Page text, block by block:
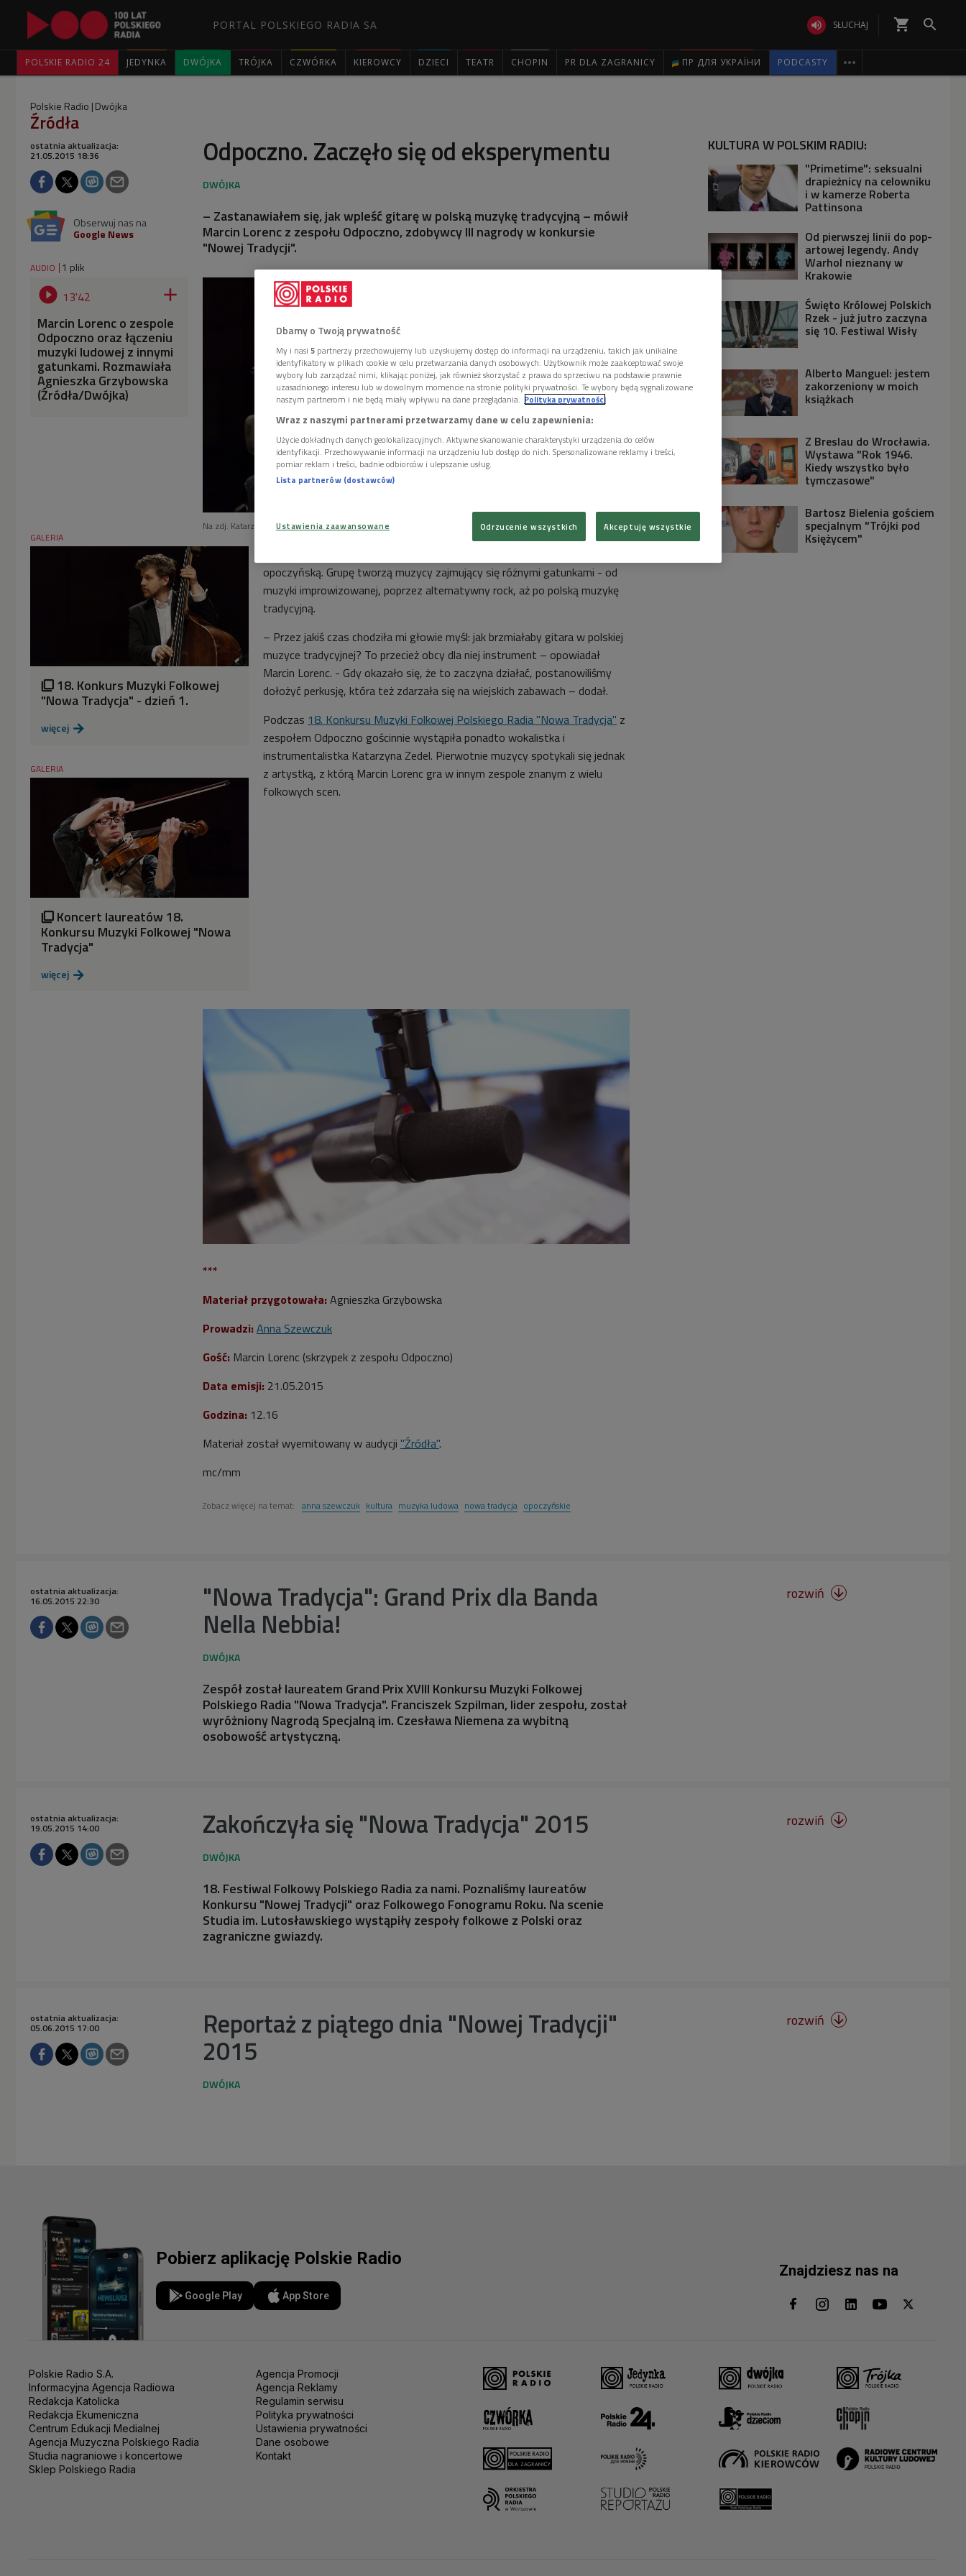
PORTAL POLSKIEGO RADIA SA  SŁUCHAJ shopping_cart 
POLSKIE RADIO 24 JEDYNKA DWÓJKA TRÓJKA CZWÓRKA KIEROWCY DZIECI TEATR CHOPIN PR DLA ZAGRANICY ПР ДЛЯ УКРАЇНИ PODCASTY 
Polskie Radio Dwójka
Źródła
Odpoczno. Zaczęło się od eksperymentu
ostatnia aktualizacja:
21.05.2015 18:36
Obserwuj nas na
Google News
– Zastanawiałem się, jak wpleść gitarę w polską muzykę tradycyjną – mówił
Marcin Lorenc z zespołu Odpoczno, zdobywcy III nagrody w konkursie
"Nowej Tradycji".
AUDIO 1 plik
 13'42 
Marcin Lorenc o zespole
Odpoczno oraz łączeniu
muzyki ludowej z innymi
gatunkami. Rozmawiała
Agnieszka Grzybowska
(Źródła/Dwójka)
Na zdj. Katarzyna Zedel i Marcin Lorenc z grupy Odpoczno
Foto: Bartosz Wojciechowski/PR
GALERIA
 18. Konkurs Muzyki Folkowej
"Nowa Tradycja" - dzień 1.
więcej 
GALERIA
 Koncert laureatów 18.
Konkursu Muzyki Folkowej "Nowa
Tradycja"
więcej 
opoczyńską. Grupę tworzą muzycy zajmujący się różnymi gatunkami - od
muzyki improwizowanej, poprzez alternatywny rock, aż po polską muzykę
tradycyjną.
– Przez jakiś czas chodziła mi głowie myśl: jak brzmiałaby gitara w polskiej
muzyce tradycyjnej? To przecież obcy dla niej instrument – opowiadał
Marcin Lorenc. - Gdy okazało się, że to zaczyna działać, postanowiliśmy
dołożyć perkusję, która też zdarzała się na wiejskich zabawach – dodał.
Podczas 18. Konkursu Muzyki Folkowej Polskiego Radia "Nowa Tradycja" z
zespołem Odpoczno gościnnie wystąpiła ponadto wokalistka i
instrumentalistka Katarzyna Zedel. Pierwotnie muzycy spotykali się jednak
z artystką, z którą Marcin Lorenc gra w innym zespole znanym z wielu
folkowych scen.
***
Materiał przygotowała: Agnieszka Grzybowska
Prowadzi: Anna Szewczuk
Gość: Marcin Lorenc (skrzypek z zespołu Odpoczno)
Data emisji: 21.05.2015
Godzina: 12.16
Materiał został wyemitowany w audycji "Źródła".
mc/mm
Zobacz więcej na temat: anna szewczuk kultura muzyka ludowa nowa tradycja opoczyńskie
KULTURA W POLSKIM RADIU:
"Primetime": seksualni
drapieżnicy na celowniku
i w kamerze Roberta
Pattinsona
Od pierwszej linii do pop-
artowej legendy. Andy
Warhol nieznany w
Krakowie
Święto Królowej Polskich
Rzek - już jutro zaczyna
się 10. Festiwal Wisły
Alberto Manguel: jestem
zakorzeniony w moich
książkach
Z Breslau do Wrocławia.
Wystawa "Rok 1946.
Kiedy wszystko było
tymczasowe"
Bartosz Bielenia gościem
specjalnym "Trójki pod
Księżycem"
"Nowa Tradycja": Grand Prix dla Banda
Nella Nebbia!
ostatnia aktualizacja:
16.05.2015 22:30
Zespół został laureatem Grand Prix XVIII Konkursu Muzyki Folkowej
Polskiego Radia "Nowa Tradycja". Franciszek Szpilman, lider zespołu, został
wyróżniony Nagrodą Specjalną im. Czesława Niemena za wybitną
osobowość artystyczną.
rozwiń 
Zakończyła się "Nowa Tradycja" 2015
ostatnia aktualizacja:
19.05.2015 14:00
18. Festiwal Folkowy Polskiego Radia za nami. Poznaliśmy laureatów
Konkursu "Nowej Tradycji" oraz Folkowego Fonogramu Roku. Na scenie
Studia im. Lutosławskiego wystąpiły zespoły folkowe z Polski oraz
zagraniczne gwiazdy.
rozwiń 
Reportaż z piątego dnia "Nowej Tradycji"
2015
ostatnia aktualizacja:
05.06.2015 17:00 rozwiń 
Pobierz aplikację Polskie Radio
Google Play App Store
Znajdziesz nas na
Polskie Radio S.A.
Informacyjna Agencja Radiowa
Redakcja Katolicka
Redakcja Ekumeniczna
Centrum Edukacji Medialnej
Agencja Muzyczna Polskiego Radia
Studia nagraniowe i koncertowe
Sklep Polskiego Radia
Agencja Promocji
Agencja Reklamy
Regulamin serwisu
Polityka prywatności
Ustawienia prywatności
Dane osobowe
Kontakt
Dbamy o Twoją prywatność
My i nasi 5 partnerzy przechowujemy lub uzyskujemy dostęp do informacji na urządzeniu, takich jak unikalne
identyfikatory w plikach cookie w celu przetwarzania danych osobowych. Użytkownik może zaakceptować swoje
wybory lub zarządzać nimi, klikając poniżej, jak również skorzystać z prawa do sprzeciwu na podstawie prawnie
uzasadnionego interesu lub w dowolnym momencie na stronie polityki prywatności. Te wybory będą sygnalizowane
naszym partnerom i nie będą miały wpływu na dane przeglądania. Polityka prywatności
Wraz z naszymi partnerami przetwarzamy dane w celu zapewnienia:
Użycie dokładnych danych geolokalizacyjnych. Aktywne skanowanie charakterystyki urządzenia do celów
identyfikacji. Przechowywanie informacji na urządzeniu lub dostęp do nich. Spersonalizowane reklamy i treści,
pomiar reklam i treści, badnie odbiorców i ulepszanie usług.
Lista partnerów (dostawców)
Ustawienia zaawansowane Odrzucenie wszystkich Akceptuję wszystkie